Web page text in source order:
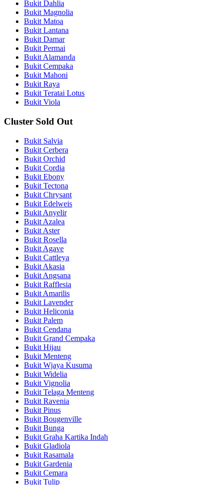
Bukit Dahlia
Bukit Magnolia
Bukit Matoa
Bukit Lantana
Bukit Damar
Bukit Permai
Bukit Alamanda
Bukit Cempaka
Bukit Mahoni
Bukit Raya
Bukit Teratai Lotus
Bukit Viola
Cluster Sold Out
Bukit Salvia
Bukit Cerbera
Bukit Orchid
Bukit Cordia
Bukit Ebony
Bukit Tectona
Bukit Chrysant
Bukit Edelweis
Bukit Anyelir
Bukit Azalea
Bukit Aster
Bukit Rosella
Bukit Agave
Bukit Cattleya
Bukit Akasia
Bukit Angsana
Bukit Rafflesia
Bukit Amarilis
Bukit Lavender
Bukit Heliconia
Bukit Palem
Bukit Cendana
Bukit Grand Cempaka
Bukit Hijau
Bukit Menteng
Bukit Wjaya Kusuma
Bukit Widelia
Bukit Vignolia
Bukit Telaga Menteng
Bukit Ravenia
Bukit Pinus
Bukit Bougenville
Bukit Bunga
Bukit Graha Kartika Indah
Bukit Gladiola
Bukit Rasamala
Bukit Gardenia
Bukit Cemara
Bukit Tulip